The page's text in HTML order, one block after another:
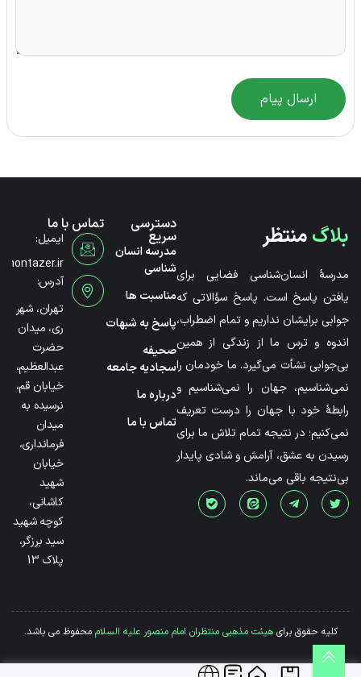
ارسال پیام
بلاگمنتظر
مدرسۀ انسان‌شناسی فضایی برای
یافتن پاسخ است. پاسخ سؤالاتی که
جوابی برایشان نداریم و تمام اضطراب،
اندوه و ترس ما از زندگی از همین
بی‌جوابی نشأت می‌گیرد. ما خودمان را
نمی‌شناسیم، جهان را نمی‌شناسیم و
رابطۀ خود با جهان را درست تعریف
نمی‌کنیم؛ در نتیجه تمام تلاش ما برای
رسیدن به عشق، آرامش و شادی پایدار
بی‌نتیجه باقی می‌ماند.
دسترسی
سریع
مدرسه انسان
شناسی
مناسبت ها
پاسخ به شبهات
صحیفه
سجادیه جامعه
درباره ما
تماس با ما
تماس با ما
ایمیل:
آدرس:
تهران، شهر
ری، میدان
حضرت
عبدالعظیم،
خیابان قم،
نرسیده به
میدان
فرمانداری،
خیابان
شهید
کاشانی،
کوچه شهید
سید برزگر،
پلاک 13
کلیه حقوق برایهیئت مذهبی منتظران امام منصور علیه السلاممحفوظ می باشد.